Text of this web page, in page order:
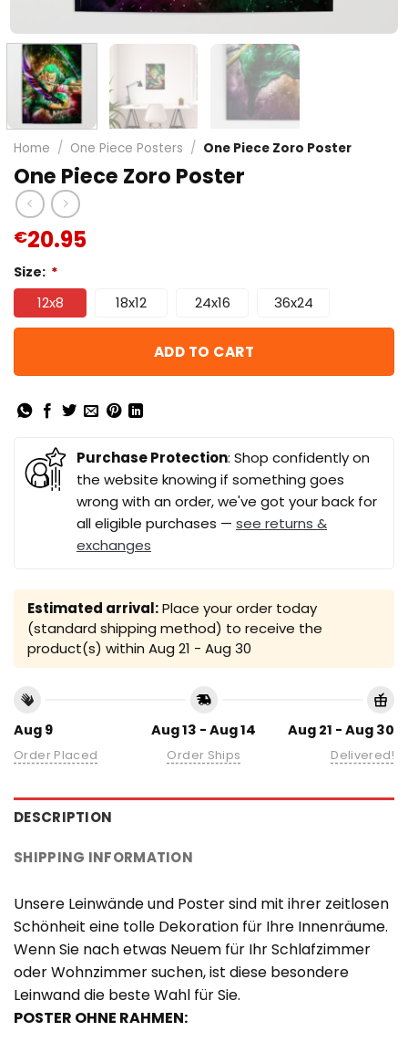
Home / One Piece Posters / One Piece Zoro Poster
One Piece Zoro Poster
€20.95
Size: *
12x8 18x12 24x16 36x24
ADD TO CART
Purchase Protection: Shop confidently on
the website knowing if something goes
wrong with an order, we've got your back for
all eligible purchases — see returns &
exchanges
Estimated arrival:Place your order today
(standard shipping method) to receive the
product(s) within Aug 21 - Aug 30
Aug 9
Order Placed
Aug 13 - Aug 14
Order Ships
Aug 21 - Aug 30
Delivered!
DESCRIPTION
SHIPPING INFORMATION
Unsere Leinwände und Poster sind mit ihrer zeitlosen
Schönheit eine tolle Dekoration für Ihre Innenräume.
Wenn Sie nach etwas Neuem für Ihr Schlafzimmer
oder Wohnzimmer suchen, ist diese besondere
Leinwand die beste Wahl für Sie.
POSTER OHNE RAHMEN: